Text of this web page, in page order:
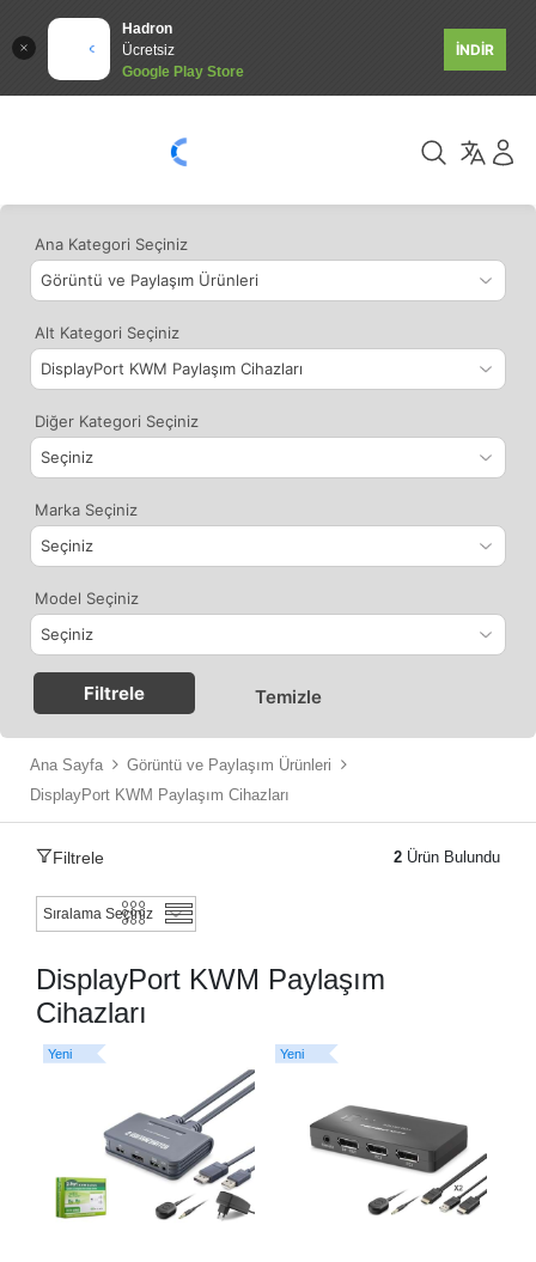
Hadron
Ücretsiz
Google Play Store
İNDİR
Ana Kategori Seçiniz
Alt Kategori Seçiniz
Diğer Kategori Seçiniz
Marka Seçiniz
Model Seçiniz
Filtrele Temizle
Ana Sayfa
Görüntü ve Paylaşım Ürünleri
DisplayPort KWM Paylaşım Cihazları
Filtrele 2 Ürün Bulundu
DisplayPort KWM Paylaşım
Cihazları
Yeni Yeni